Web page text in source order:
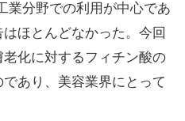
業分野での利用が中心であ
ほとんどなかった。今回
化に対するフィチン酸の
あり、美容業界にとって